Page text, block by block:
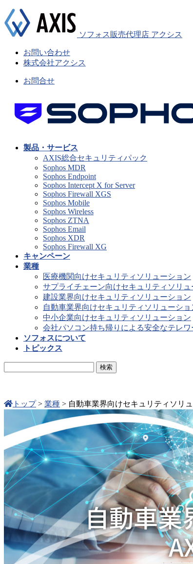
ソフォス販売代理店 アクシス
お問い合わせ
株式会社アクシス
お問合せ
製品・サービス
AXIS総合セキュリティパック
Sophos MDR
Sophos Endpoint
Sophos Intercept X for Server
Sophos Firewall XGS
Sophos Mobile
Sophos Wireless
Sophos ZTNA
Sophos Email
Sophos XDR
Sophos Firewall XG
キャンペーン
業種
医療機関向けセキュリティソリューション
サプライチェーン向けセキュリティソリュ
建設業界向けセキュリティソリューション
自動車業界向けセキュリティソリューショ
中小企業向けセキュリティソリューション
会社パソコン持ち帰りによる安全なテレワ
ソフォスについて
トピックス
トップ> 業種 > 自動車業界向けセキュリティソリ
自動車業